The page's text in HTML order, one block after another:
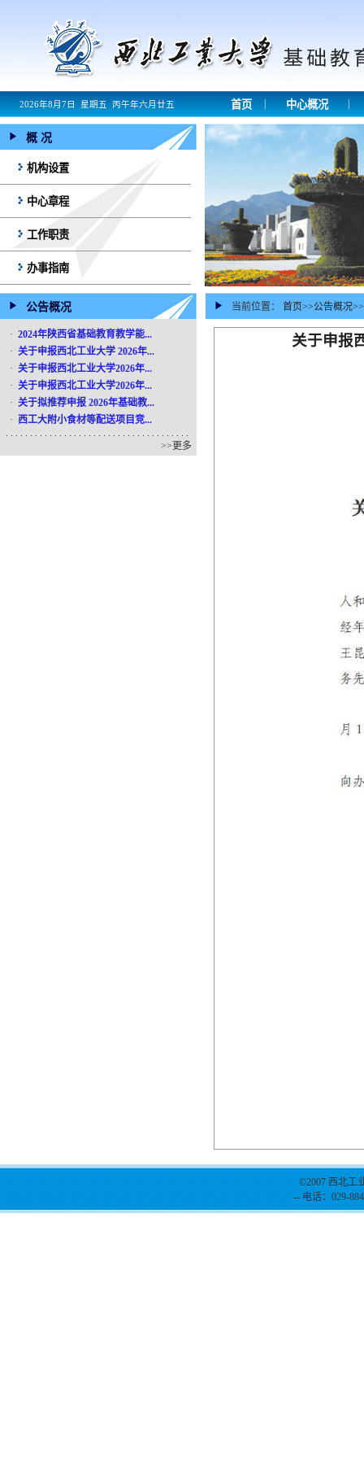
2026年8月7日 星期五 丙午年六月廿五 首页 中心概况
概 况
机构设置
中心章程
工作职责
办事指南
公告概况
· 2024年陕西省基础教育教学能...
· 关于申报西北工业大学 2026年...
· 关于申报西北工业大学2026年...
· 关于申报西北工业大学2026年...
· 关于拟推荐申报 2026年基础教...
· 西工大附小食材等配送项目竞...
>>更多
当前位置： 首页>>公告概况>>
关于申报
©2007 西北工
-- 电话：029-